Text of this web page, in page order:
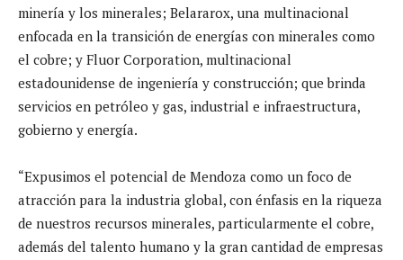
minería y los minerales; Belararox, una multinacional
enfocada en la transición de energías con minerales como
el cobre; y Fluor Corporation, multinacional
estadounidense de ingeniería y construcción; que brinda
servicios en petróleo y gas, industrial e infraestructura,
gobierno y energía.
“Expusimos el potencial de Mendoza como un foco de
atracción para la industria global, con énfasis en la riqueza
de nuestros recursos minerales, particularmente el cobre,
además del talento humano y la gran cantidad de empresas